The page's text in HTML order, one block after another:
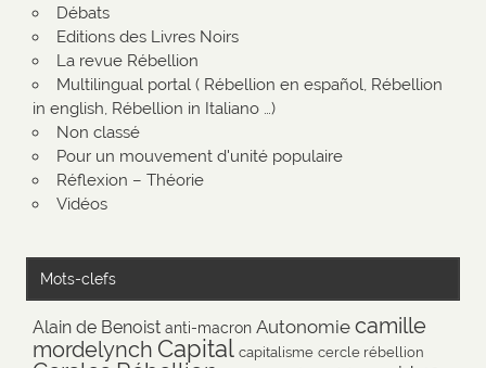
Débats
Editions des Livres Noirs
La revue Rébellion
Multilingual portal ( Rébellion en español, Rébellion
in english, Rébellion in Italiano …)
Non classé
Pour un mouvement d'unité populaire
Réflexion – Théorie
Vidéos
Mots-clefs
Alain de Benoist anti-macron Autonomie camille
mordelynch Capital capitalisme cercle rébellion